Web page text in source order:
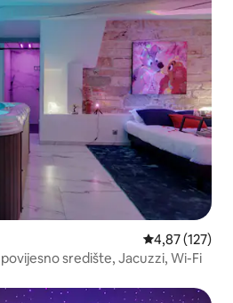
Prosječna
4,87 (127)
središte, Jacuzzi, Wi-Fi